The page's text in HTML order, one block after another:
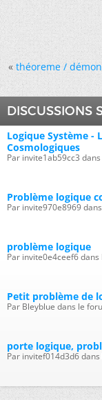
« théoreme /
DISCUSSIONS
Logique Système -
Cosmologiques
Par invite1ab59cc3
Problème logique
Par invite970e8969
problème logique
Par invite0e4ceef6
Petit problème de
Par Bleyblue dans le
porte logique,
Par invitef014d3d6